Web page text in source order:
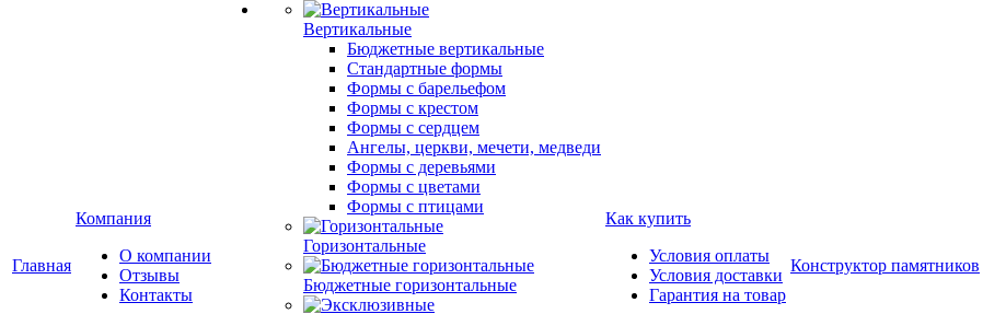
Главная
Компания
О компании
Отзывы
Контакты
Вертикальные
Бюджетные вертикальные
Стандартные формы
Формы с барельефом
Формы с крестом
Формы с сердцем
Ангелы, церкви, мечети, медведи
Формы с деревьями
Формы с цветами
Формы с птицами
Горизонтальные
Бюджетные горизонтальные
Как купить
Условия оплаты
Условия доставки
Гарантия на товар
Конструктор памятников